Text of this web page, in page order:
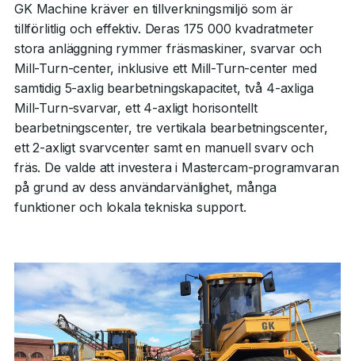
GK Machine kräver en tillverkningsmiljö som är
tillförlitlig och effektiv. Deras 175 000 kvadratmeter
stora anläggning rymmer fräsmaskiner, svarvar och
Mill-Turn-center, inklusive ett Mill-Turn-center med
samtidig 5-axlig bearbetningskapacitet, två 4-axliga
Mill-Turn-svarvar, ett 4-axligt horisontellt
bearbetningscenter, tre vertikala bearbetningscenter,
ett 2-axligt svarvcenter samt en manuell svarv och
fräs. De valde att investera i Mastercam-programvaran
på grund av dess användarvänlighet, många
funktioner och lokala tekniska support.